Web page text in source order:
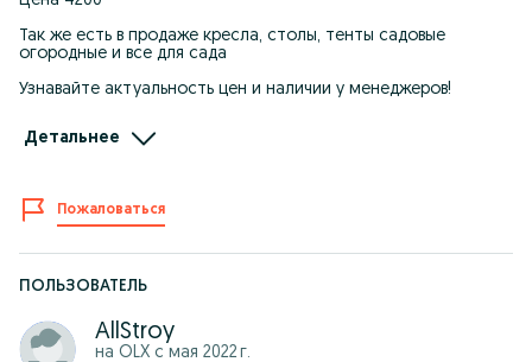
Так же есть в продаже кресла, столы, тенты садовые
огородные и все для сада
Узнавайте актуальность цен и наличии у менеджеров!
для дома! 《ALLSTROY》
~ Kaspi QR RED Credit 0%(рассрочка)
~ Низкие цены/Дисконтная система
10:00~22:00 воскресенье
Детальнее
Пожаловаться
ПОЛЬЗОВАТЕЛЬ
AllStroy
на OLX с мая 2022 г.